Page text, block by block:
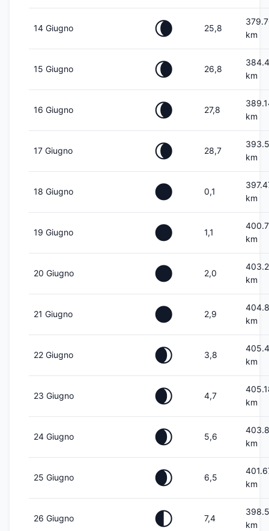
14 Giugno 🌘 25,8
km
15 Giugno 🌘 26,8
km
16 Giugno 🌘 27,8
km
17 Giugno 🌘 28,7
km
18 Giugno 🌑 0,1
km
19 Giugno 🌑 1,1
km
20 Giugno 🌑 2,0
km
21 Giugno 🌑 2,9
km
22 Giugno 🌒 3,8
km
23 Giugno 🌒 4,7
km
24 Giugno 🌒 5,6
km
25 Giugno 🌒 6,5
km
26 Giugno 🌓 7,4
km